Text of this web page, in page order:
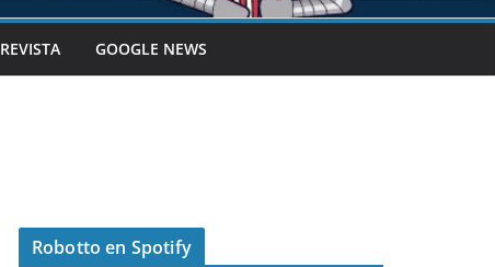
REVISTA GOOGLE NEWS
Robotto en Spotify